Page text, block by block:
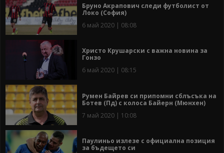
Бруно Акрапович следи футболист от
Локо (София)
6 май 2020 | 08:08
Христо Крушарски с важна новина за
Гонзо
6 май 2020 | 08:15
Румен Байрев си припомни сблъсъка на
Ботев (Пд) с колоса Байерн (Мюнхен)
7 май 2020 | 10:08
Паулиньо излезе с официална позиция
за бъдещето си